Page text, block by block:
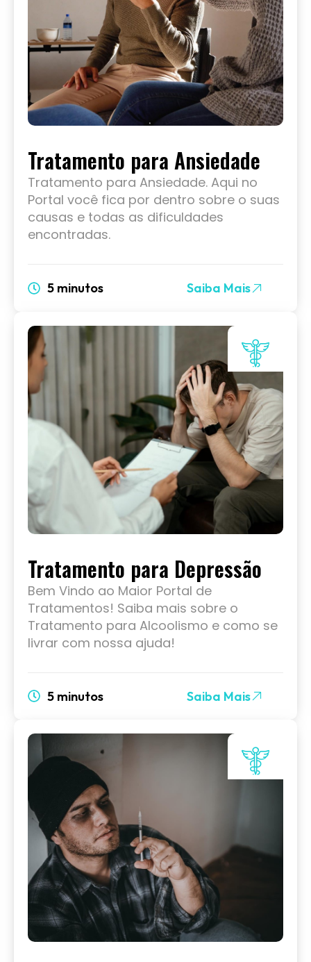
Tratamento para Ansiedade
Tratamento para Ansiedade. Aqui no
Portal você fica por dentro sobre o suas
causas e todas as dificuldades
encontradas.
5 minutos Saiba Mais
Tratamento para Depressão
Bem Vindo ao Maior Portal de
Tratamentos! Saiba mais sobre o
Tratamento para Alcoolismo e como se
livrar com nossa ajuda!
5 minutos Saiba Mais